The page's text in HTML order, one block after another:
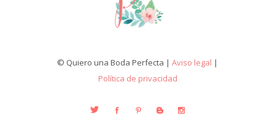
© Quiero una Boda Perfecta | Aviso legal |
Política de privacidad